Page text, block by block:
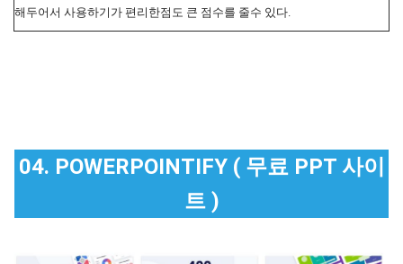
해두어서 사용하기가 편리한점도 큰 점수를 줄수 있다.
04. POWERPOINTIFY ( 무료 PPT 사이
트 )